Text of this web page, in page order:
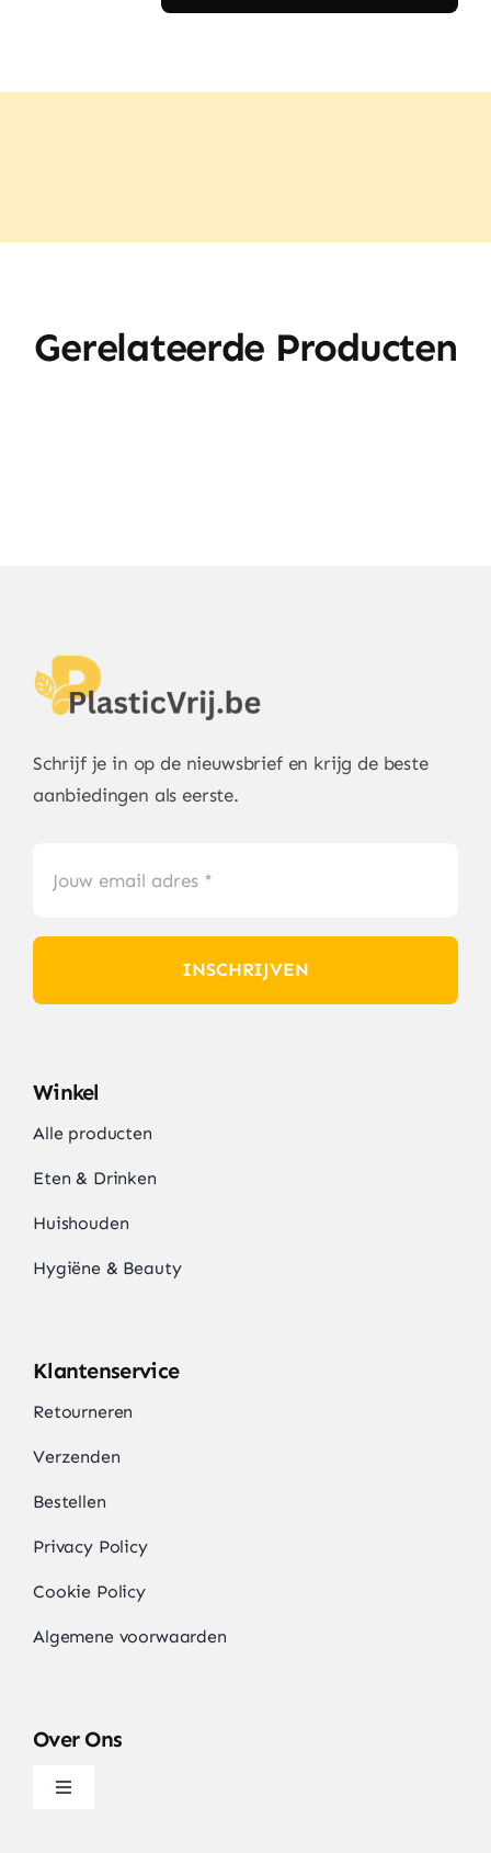
Gerelateerde Producten
Schrijf je in op de nieuwsbrief en krijg de beste
aanbiedingen als eerste.
INSCHRIJVEN
Winkel
Alle producten
Eten & Drinken
Huishouden
Hygiëne & Beauty
Klantenservice
Retourneren
Verzenden
Bestellen
Privacy Policy
Cookie Policy
Algemene voorwaarden
Over Ons
Navigatie